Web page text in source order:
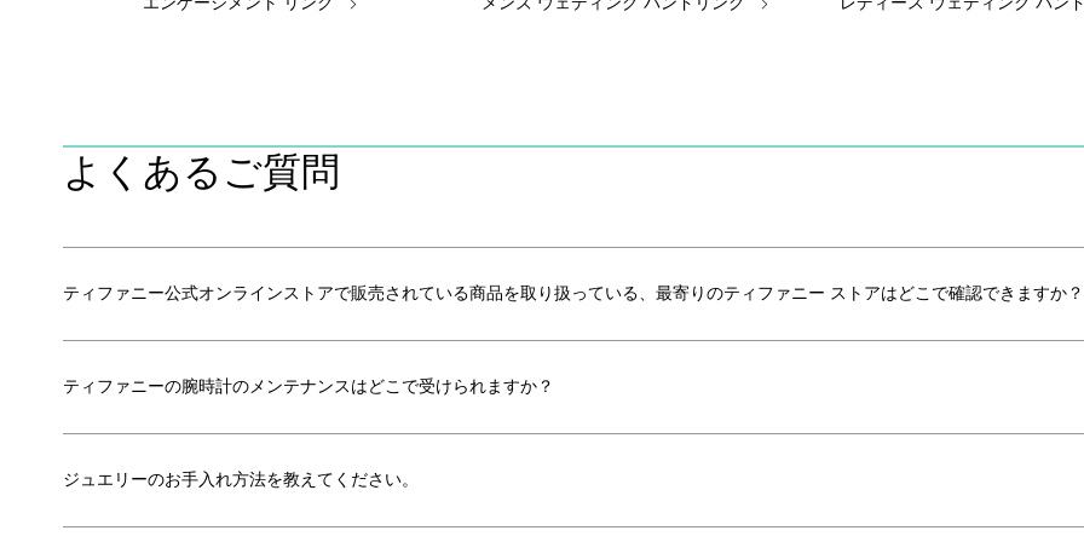
よくあるご質問
ティファニー公式オンラインストアで販売されている商品を取り扱っている、最寄りのティファニー ストアはどこで確認できますか？
ティファニーの腕時計のメンテナンスはどこで受けられますか？
ジュエリーのお手入れ方法を教えてください。